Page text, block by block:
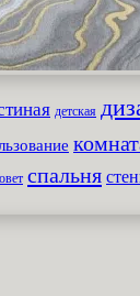
детская
спальня